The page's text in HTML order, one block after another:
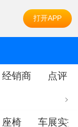
打开APP
经销商 点评
座椅 车展实拍